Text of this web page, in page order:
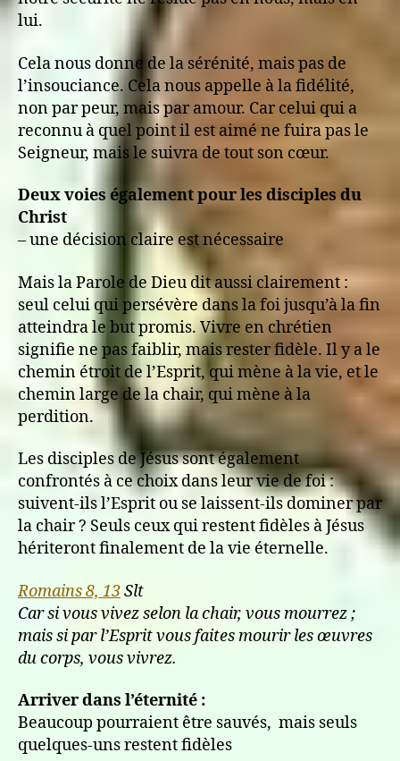
lui.
Cela nous donne de la sérénité, mais pas de
l’insouciance. Cela nous appelle à la fidélité,
non par peur, mais par amour. Car celui qui a
reconnu à quel point il est aimé ne fuira pas le
Seigneur, mais le suivra de tout son cœur.
Deux voies également pour les disciples du
Christ
– une décision claire est nécessaire
Mais la Parole de Dieu dit aussi clairement :
seul celui qui persévère dans la foi jusqu’à la fin
atteindra le but promis. Vivre en chrétien
signifie ne pas faiblir, mais rester fidèle. Il y a le
chemin étroit de l’Esprit, qui mène à la vie, et le
chemin large de la chair, qui mène à la
perdition.
Les disciples de Jésus sont également
confrontés à ce choix dans leur vie de foi :
suivent-ils l’Esprit ou se laissent-ils dominer par
la chair ? Seuls ceux qui restent fidèles à Jésus
hériteront finalement de la vie éternelle.
Romains 8, 13Slt
Car si vous vivez selon la chair, vous mourrez ;
mais si par l’Esprit vous faites mourir les œuvres
du corps, vous vivrez.
Arriver dans l’éternité :
Beaucoup pourraient être sauvés, mais seuls
quelques-uns restent fidèles